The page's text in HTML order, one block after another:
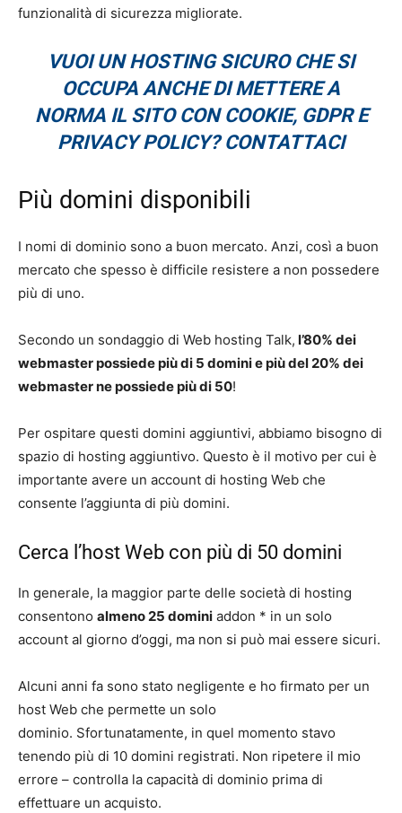
funzionalità di sicurezza migliorate.
VUOI UN HOSTING SICURO CHE SI
OCCUPA ANCHE DI METTERE A
NORMA IL SITO CON COOKIE, GDPR E
PRIVACY POLICY? CONTATTACI
Più domini disponibili
I nomi di dominio sono a buon mercato. Anzi, così a buon
mercato che spesso è difficile resistere a non possedere
più di uno.
Secondo un sondaggio di Web hosting Talk, l’80% dei
webmaster possiede più di 5 domini e più del 20% dei
webmaster ne possiede più di 50!
Per ospitare questi domini aggiuntivi, abbiamo bisogno di
spazio di hosting aggiuntivo. Questo è il motivo per cui è
importante avere un account di hosting Web che
consente l’aggiunta di più domini.
Cerca l’host Web con più di 50 domini
In generale, la maggior parte delle società di hosting
consentono almeno 25 domini addon * in un solo
account al giorno d’oggi, ma non si può mai essere sicuri.
Alcuni anni fa sono stato negligente e ho firmato per un
host Web che permette un solo
dominio. Sfortunatamente, in quel momento stavo
tenendo più di 10 domini registrati. Non ripetere il mio
errore – controlla la capacità di dominio prima di
effettuare un acquisto.